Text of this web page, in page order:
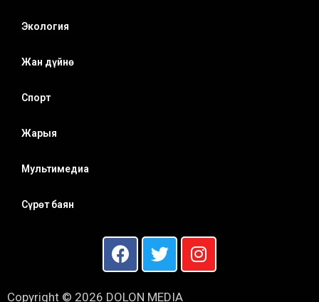
Экология
Жан дүйнө
Спорт
Жарыя
Мультимедиа
Сүрөт баян
Copyright © 2026 DOLON MEDIA